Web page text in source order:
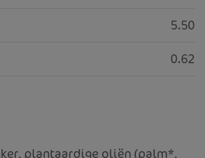
5.50
0.62
plantaardige oliën (palm*,